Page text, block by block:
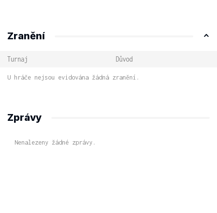
Zranění
Turnaj Důvod
U hráče nejsou evidována žádná zranění.
Zprávy
Nenalezeny žádné zprávy.